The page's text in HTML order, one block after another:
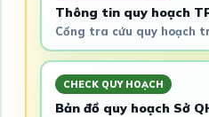
Thông tin quy hoạch
Cổng tra cứu quy hoạch
CHECK QUY HOẠCH
Bản đồ quy hoạch Sở